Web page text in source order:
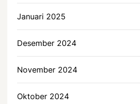
Januari 2025
Desember 2024
November 2024
Oktober 2024